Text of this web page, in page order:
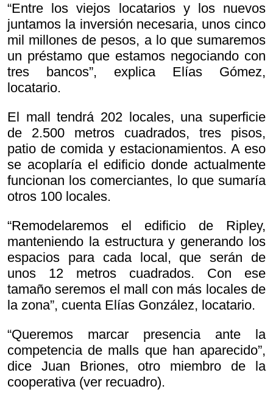
“Entre los viejos locatarios y los nuevos
juntamos la inversión necesaria, unos cinco
mil millones de pesos, a lo que sumaremos
un préstamo que estamos negociando con
tres bancos”, explica Elías Gómez,
locatario.
El mall tendrá 202 locales, una superficie
de 2.500 metros cuadrados, tres pisos,
patio de comida y estacionamientos. A eso
se acoplaría el edificio donde actualmente
funcionan los comerciantes, lo que sumaría
otros 100 locales.
“Remodelaremos el edificio de Ripley,
manteniendo la estructura y generando los
espacios para cada local, que serán de
unos 12 metros cuadrados. Con ese
tamaño seremos el mall con más locales de
la zona”, cuenta Elías González, locatario.
“Queremos marcar presencia ante la
competencia de malls que han aparecido”,
dice Juan Briones, otro miembro de la
cooperativa (ver recuadro).